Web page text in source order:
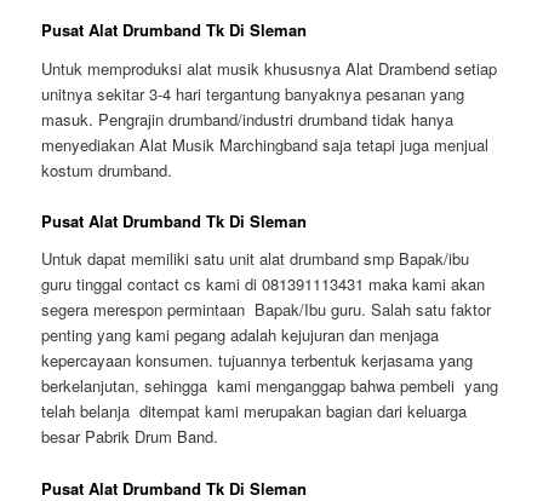
Pusat Alat Drumband Tk Di Sleman
Untuk memproduksi alat musik khususnya Alat Drambend setiap
unitnya sekitar 3-4 hari tergantung banyaknya pesanan yang
masuk. Pengrajin drumband/industri drumband tidak hanya
menyediakan Alat Musik Marchingband saja tetapi juga menjual
kostum drumband.
Pusat Alat Drumband Tk Di Sleman
Untuk dapat memiliki satu unit alat drumband smp Bapak/ibu
guru tinggal contact cs kami di 081391113431 maka kami akan
segera merespon permintaan Bapak/Ibu guru. Salah satu faktor
penting yang kami pegang adalah kejujuran dan menjaga
kepercayaan konsumen. tujuannya terbentuk kerjasama yang
berkelanjutan, sehingga kami menganggap bahwa pembeli yang
telah belanja ditempat kami merupakan bagian dari keluarga
besar Pabrik Drum Band.
Pusat Alat Drumband Tk Di Sleman